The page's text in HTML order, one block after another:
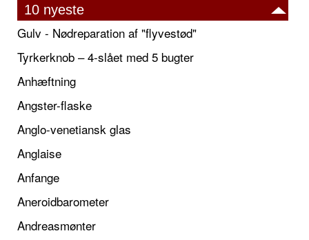
10 nyeste
Gulv - Nødreparation af "flyvestød"
Tyrkerknob – 4-slået med 5 bugter
Anhæftning
Angster-flaske
Anglo-venetiansk glas
Anglaise
Anfange
Aneroidbarometer
Andreasmønter